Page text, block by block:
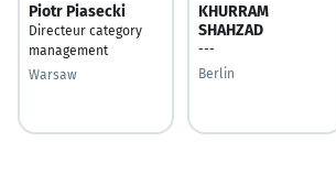
Piotr Piasecki
Directeur category
management
Warsaw
KHURRAM
SHAHZAD
---
Berlin